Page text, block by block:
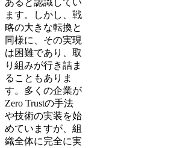
あると認識してい
ます。しかし、戦
略の大きな転換と
同様に、その実現
は困難であり、取
り組みが行き詰ま
ることもありま
す。多くの企業が
Zero Trustの手法
や技術の実装を始
めていますが、組
織全体に完全に実